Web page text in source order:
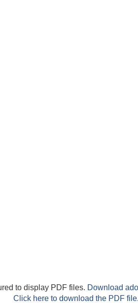
to display PDF files. Download
Click here to download the PDF file.